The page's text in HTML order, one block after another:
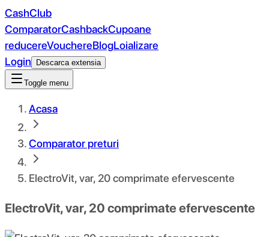
CashClub
ComparatorCashbackCupoane
reducereVouchereBlogLoializare
Login
Descarca extensia
Toggle menu
Acasa
Comparator preturi
ElectroVit, var, 20 comprimate efervescente
ElectroVit, var, 20 comprimate efervescente